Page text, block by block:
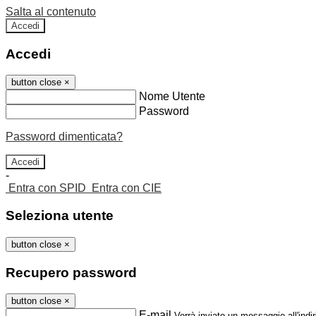
Salta al contenuto
Accedi
Accedi
button close ×
Nome Utente
Password
Password dimenticata?
-
Entra con SPID
Entra con CIE
Seleziona utente
button close ×
Recupero password
button close ×